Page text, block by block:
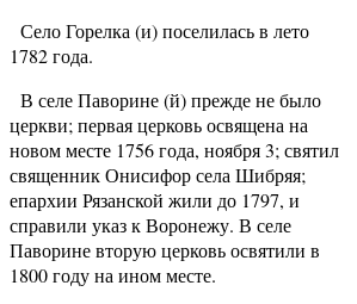
Село Горелка (и) поселилась в лето
1782 года.
В селе Паворине (й) прежде не было
церкви; первая церковь освящена на
новом месте 1756 года, ноября 3; святил
священник Онисифор села Шибряя;
епархии Рязанской жили до 1797, и
справили указ к Воронежу. В селе
Паворине вторую церковь освятили в
1800 году на ином месте.